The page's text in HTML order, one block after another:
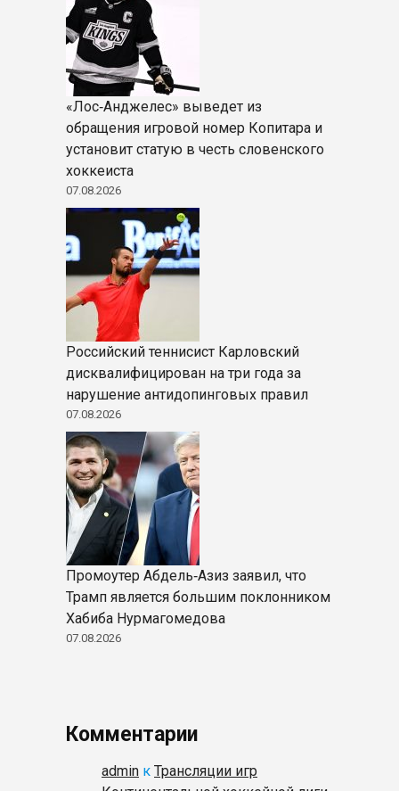
«Лос‑Анджелес» выведет из
обращения игровой номер Копитара и
установит статую в честь словенского
хоккеиста
07.08.2026
Российский теннисист Карловский
дисквалифицирован на три года за
нарушение антидопинговых правил
07.08.2026
Промоутер Абдель‑Азиз заявил, что
Трамп является большим поклонником
Хабиба Нурмагомедова
07.08.2026
Комментарии
admin к Трансляции игр